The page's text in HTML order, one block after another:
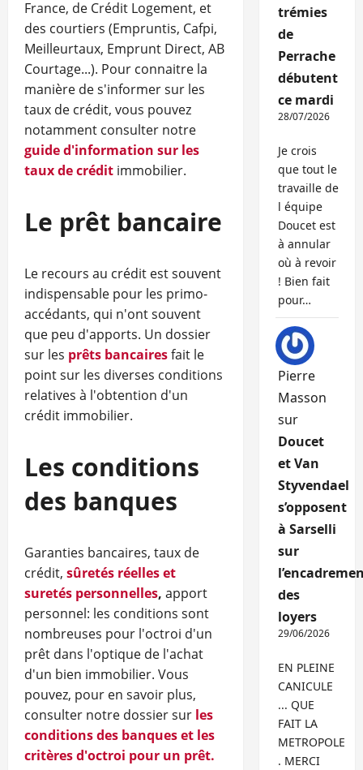
France, de Crédit Logement, et
des courtiers (Empruntis, Cafpi,
Meilleurtaux, Emprunt Direct, AB
Courtage...). Pour connaitre la
manière de s'informer sur les
taux de crédit, vous pouvez
notamment consulter notre
guide d'information sur les
taux de crédit immobilier.
Le prêt bancaire
Le recours au crédit est souvent
indispensable pour les primo-
accédants, qui n'ont souvent
que peu d'apports. Un dossier
sur les prêts bancairesfait le
point sur les diverses conditions
relatives à l'obtention d'un
crédit immobilier.
Les conditions
des banques
Garanties bancaires, taux de
crédit, sûretés réelles et
suretés personnelles, apport
personnel: les conditions sont
nombreuses pour l'octroi d'un
prêt dans l'optique de l'achat
d'un bien immobilier. Vous
pouvez, pour en savoir plus,
consulter notre dossier sur les
conditions des banques et les
critères d'octroi pour un prêt.
trémies
de
Perrache
débutent
ce mardi
28/07/2026
Je crois
que tout le
travaille de
l équipe
Doucet est
à annular
où à revoir
! Bien fait
pour…
Pierre
Masson
sur
Doucet
et Van
Styvendael
s’opposent
à Sarselli
sur
des
loyers
29/06/2026
EN PLEINE
CANICULE
... QUE
FAIT LA
METROPOLE
. MERCI